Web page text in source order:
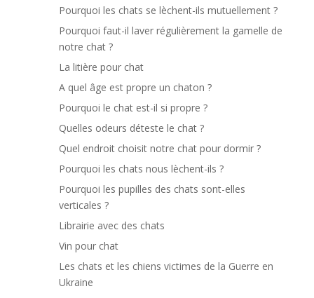
Pourquoi les chats se lèchent-ils mutuellement ?
Pourquoi faut-il laver régulièrement la gamelle de
notre chat ?
La litière pour chat
A quel âge est propre un chaton ?
Pourquoi le chat est-il si propre ?
Quelles odeurs déteste le chat ?
Quel endroit choisit notre chat pour dormir ?
Pourquoi les chats nous lèchent-ils ?
Pourquoi les pupilles des chats sont-elles
verticales ?
Librairie avec des chats
Vin pour chat
Les chats et les chiens victimes de la Guerre en
Ukraine